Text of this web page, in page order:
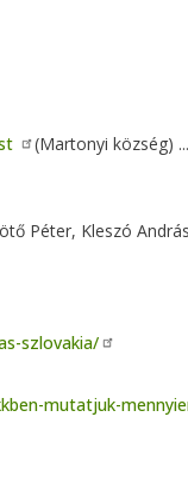
(Martonyi község)
Péter, Kleszó
szlovakia/
mutatjuk-